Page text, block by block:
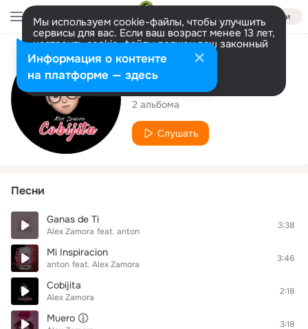
Войти
Мы используем cookie-файлы, чтобы улучшить
сервисы для вас. Если ваш возраст менее 13 лет,
настроить cookie-файлы должен ваш законный
представитель. Больше информации
Разрешить все Настроить
Исполнитель
Alex Zamora
2 альбома
Слушать
Песни
Ganas de Ti
Alex Zamora feat. anton
3:38
Mi Inspiracion
anton feat. Alex Zamora
3:46
Cobijita
Alex Zamora
2:18
Muero 3:18
Информация о контенте
на платформе — здесь